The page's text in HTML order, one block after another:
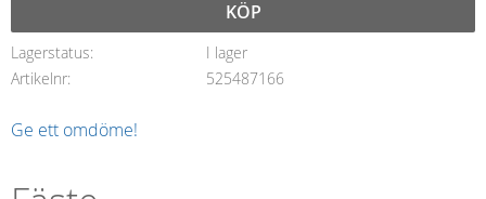
KÖP
Lagerstatus
I lager
Artikelnr
525487166
Ge ett omdöme!